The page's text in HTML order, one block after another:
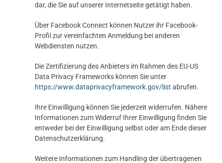
dar, die Sie auf unserer Internetseite getätigt haben.
Über Facebook Connect können Nutzer ihr Facebook-
Profil zur vereinfachten Anmeldung bei anderen
Webdiensten nutzen.
Die Zertifizierung des Anbieters im Rahmen des EU-US
Data Privacy Frameworks können Sie unter
https://www.dataprivacyframework.gov/list abrufen.
Ihre Einwilligung können Sie jederzeit widerrufen. Nähere
Informationen zum Widerruf Ihrer Einwilligung finden Sie
entweder bei der Einwilligung selbst oder am Ende dieser
Datenschutzerklärung.
Weitere Informationen zum Handling der übertragenen